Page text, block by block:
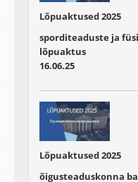
Lõpuaktused 2025
sporditeaduste ja
lõpuaktus
16.06.25
Lõpuaktused 2025
õigusteaduskonna